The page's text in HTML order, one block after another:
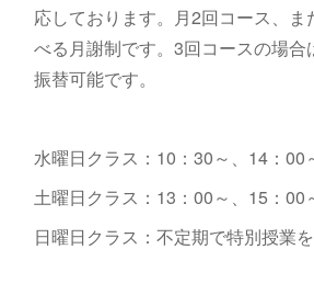
応しております。月2回コース、ま
べる月謝制です。3回コースの場合
振替可能です。
水曜日クラス：10：30～、14：00
土曜日クラス：13：00～、15：00
日曜日クラス：不定期で特別授業